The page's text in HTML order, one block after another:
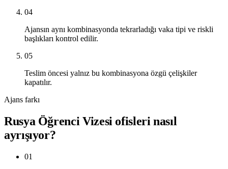
04
Ajansın aynı kombinasyonda tekrarladığı vaka tipi ve riskli
başlıkları kontrol edilir.
05
Teslim öncesi yalnız bu kombinasyona özgü çelişkiler
kapatılır.
Ajans farkı
Rusya Öğrenci Vizesi ofisleri nasıl
ayrışıyor?
01